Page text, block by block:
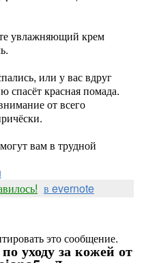
увлажняющий крем
или у вас вдруг
красная помада.
от всего
вам в трудной
в evernote
это сообщение.
уходу за кожей от